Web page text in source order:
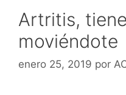
Artritis,
moviéndote
enero 25, 2019 por